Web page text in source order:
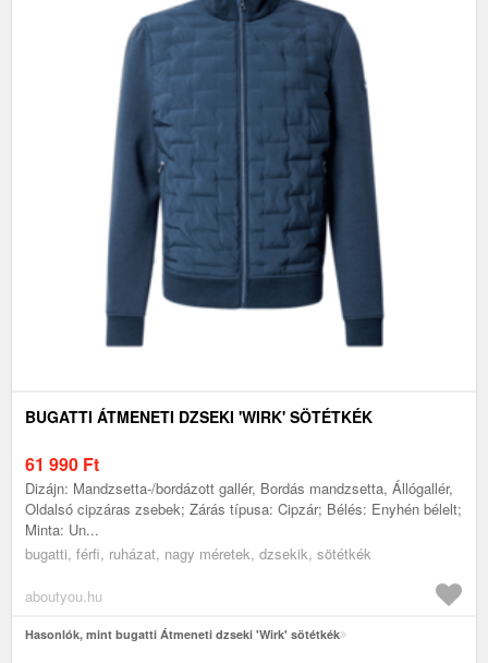
BUGATTI ÁTMENETI DZSEKI 'WIRK' SÖTÉTKÉK
61 990 Ft
Dizájn: Mandzsetta-/bordázott gallér, Bordás mandzsetta, Állógallér,
Oldalsó cipzáras zsebek; Zárás típusa: Cipzár; Bélés: Enyhén bélelt;
Minta: Un...
bugatti, férfi, ruházat, nagy méretek, dzsekik, sötétkék
aboutyou.hu
Hasonlók, mint bugatti Átmeneti dzseki 'Wirk' sötétkék